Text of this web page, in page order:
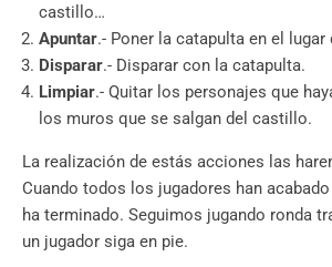
castillo…
Apuntar.- Poner la catapulta en el
Disparar.- Disparar con la catapulta.
Limpiar.- Quitar los personajes que
los muros que se salgan del castillo.
La realización de estás acciones las
Cuando todos los jugadores han
ha terminado. Seguimos jugando ronda
un jugador siga en pie.